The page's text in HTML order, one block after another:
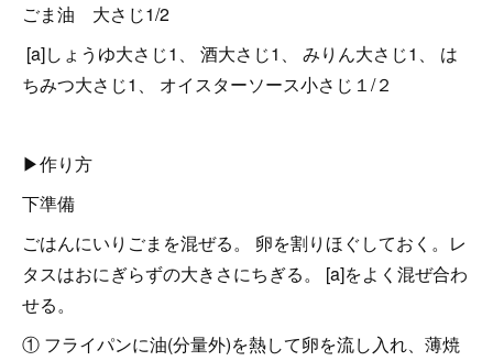
ごま油 大さじ1/2
[a]しょうゆ大さじ1、 酒大さじ1、 みりん大さじ1、 は
ちみつ大さじ1、 オイスターソース小さじ１/２
▶作り方
下準備
ごはんにいりごまを混ぜる。 卵を割りほぐしておく。レ
タスはおにぎらずの大きさにちぎる。 [a]をよく混ぜ合わ
せる。
① フライパンに油(分量外)を熱して卵を流し入れ、薄焼